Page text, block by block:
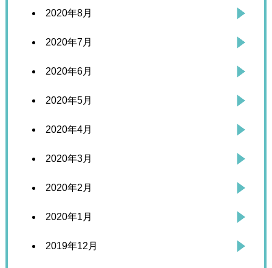
2020年8月
2020年7月
2020年6月
2020年5月
2020年4月
2020年3月
2020年2月
2020年1月
2019年12月